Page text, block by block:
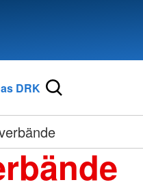
DRK